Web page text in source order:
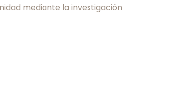
mediante la investigación